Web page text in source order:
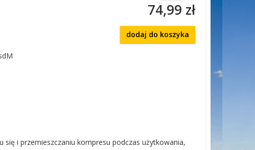
74,99 zł
dodaj do koszyka
i przemieszczaniu kompresu podczas użytkowania,